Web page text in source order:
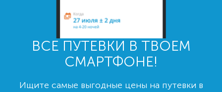
ВСЕ ПУТЕВКИ В ТВОЕМ
СМАРТФОНЕ!
Ищите самые выгодные цены на путевки в